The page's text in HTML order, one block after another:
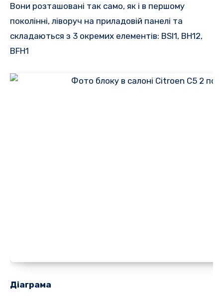
Вони розташовані так само, як і в першому
поколінні, ліворуч на приладовій панелі та
складаються з 3 окремих елементів: BSI1, BH12,
BFH1
Діаграма